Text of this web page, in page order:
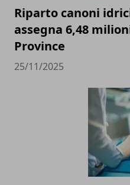
Riparto canoni
assegna 6,48
Province
25/11/2025